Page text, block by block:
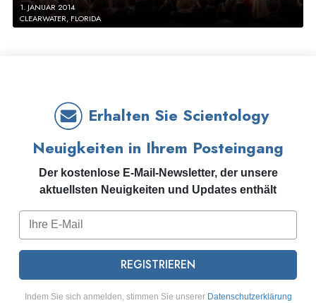
1. JANUAR 2014
CLEARWATER, FLORIDA
Erhalten Sie Scientology
Neuigkeiten in Ihrem Posteingang
Der kostenlose E-Mail-Newsletter, der unsere
aktuellsten Neuigkeiten und Updates enthält
REGISTRIEREN
Indem Sie sich anmelden, stimmen Sie unserer Datenschutzerklärung